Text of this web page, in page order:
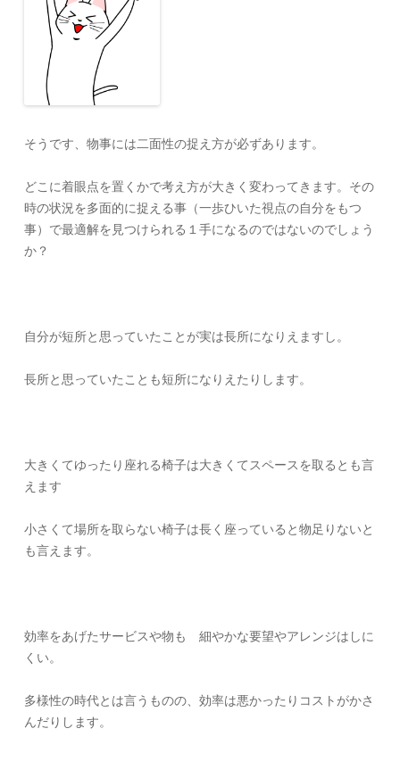
そうです、物事には二面性の捉え方が必ずあります。
どこに着眼点を置くかで考え方が大きく変わってきます。その
時の状況を多面的に捉える事（一歩ひいた視点の自分をもつ
事）で最適解を見つけられる１手になるのではないのでしょう
か？
自分が短所と思っていたことが実は長所になりえますし。
長所と思っていたことも短所になりえたりします。
大きくてゆったり座れる椅子は大きくてスペースを取るとも言
えます
小さくて場所を取らない椅子は長く座っていると物足りないと
も言えます。
効率をあげたサービスや物も 細やかな要望やアレンジはしに
くい。
多様性の時代とは言うものの、効率は悪かったりコストがかさ
んだりします。